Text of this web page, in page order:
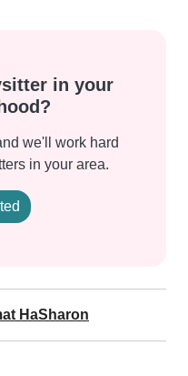
in your
we'll work hard
in your area.
HaSharon